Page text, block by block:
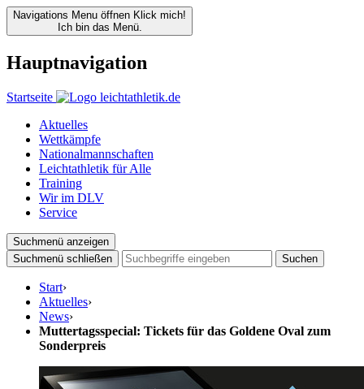
Navigations Menu öffnen Klick mich!
Ich bin das Menü.
Hauptnavigation
Startseite
Aktuelles
Wettkämpfe
Nationalmannschaften
Leichtathletik für Alle
Training
Wir im DLV
Service
Suchmenü anzeigen
Suchmenü schließen
Suchen
Start›
Aktuelles›
News›
Muttertagsspecial: Tickets für das Goldene Oval zum
Sonderpreis